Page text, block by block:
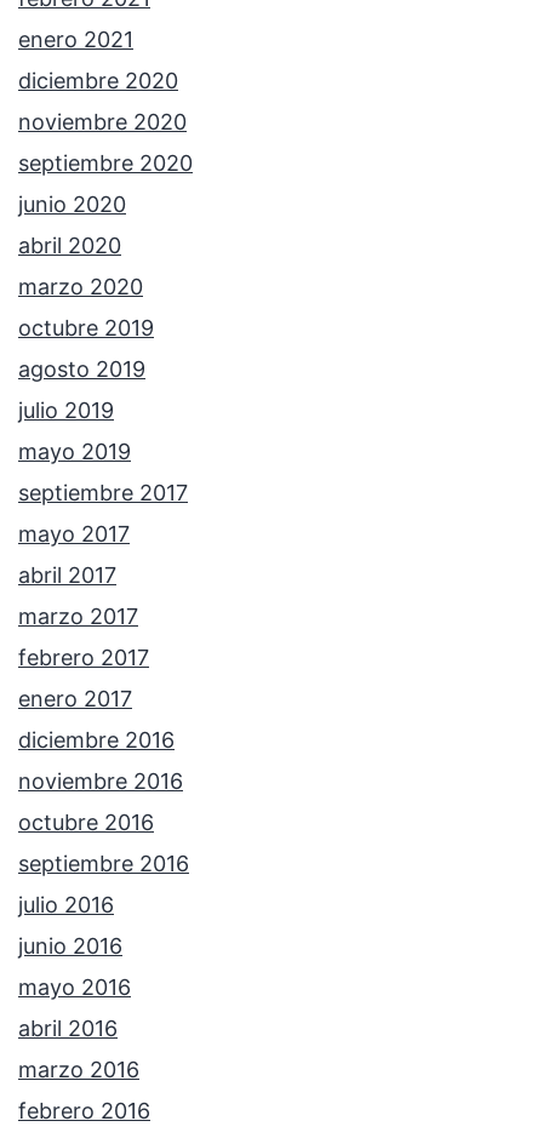
enero 2021
diciembre 2020
noviembre 2020
septiembre 2020
junio 2020
abril 2020
marzo 2020
octubre 2019
agosto 2019
julio 2019
mayo 2019
septiembre 2017
mayo 2017
abril 2017
marzo 2017
febrero 2017
enero 2017
diciembre 2016
noviembre 2016
octubre 2016
septiembre 2016
julio 2016
junio 2016
mayo 2016
abril 2016
marzo 2016
febrero 2016